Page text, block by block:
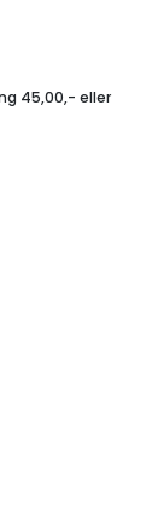
45,00,- eller